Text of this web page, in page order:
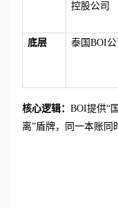
控股公司
底层 泰国 BOI公
核心逻辑： BOI提供“
离”盾牌，同一本账同